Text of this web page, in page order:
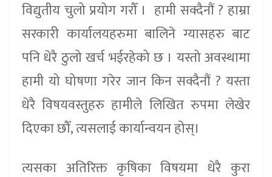
विद्युतीय चुलो प्रयोग गरौँ । हामी सक्दैनौं ? हाम्रा
सरकारी कार्यालयहरुमा बालिने ग्यासहरु बाट
पनि धेरै ठुलो खर्च भईरहेको छ । यस्तो अवस्थामा
हामी यो घोषणा गरेर जान किन सक्दैनौं ? यस्ता
धेरै विषयवस्तुहरु हामीले लिखित रुपमा लेखेर
दिएका छौँ, त्यसलाई कार्यान्वयन होस्।
त्यसका अतिरिक्त कृषिका विषयमा धेरै कुरा